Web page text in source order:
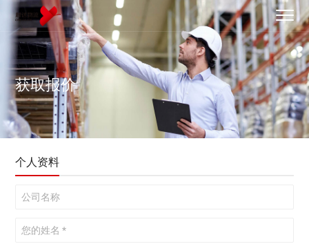
获取报价
个人资料